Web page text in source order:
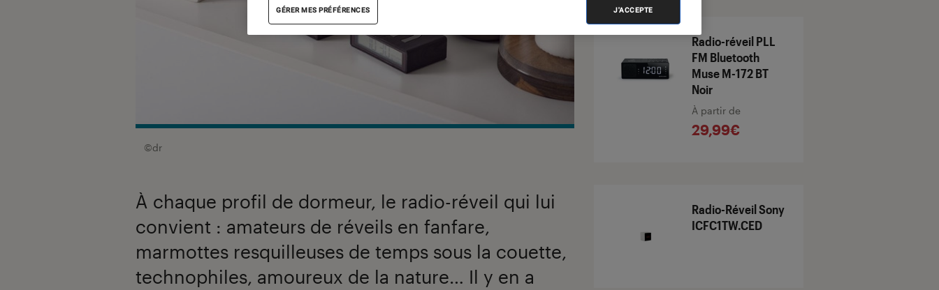
©dr
À chaque profil de dormeur, le radio-réveil qui lui
convient : amateurs de réveils en fanfare,
marmottes resquilleuses de temps sous la couette,
technophiles, amoureux de la nature… Il y en a
Radio-réveil PLL
FM Bluetooth
Muse M-172 BT
Noir
À partir de
29,99€
Radio-Réveil Sony
ICFC1TW.CED
GÉRER MES PRÉFÉRENCES J'ACCEPTE